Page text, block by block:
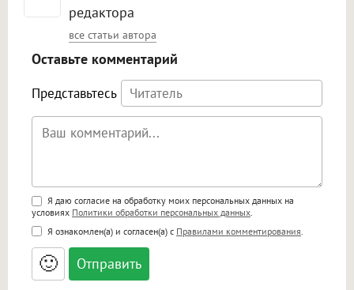
редактора
все статьи автора
Оставьте комментарий
Представьтесь
Поддержка HTML
<b>, <strong>, <u>, <i>, <em>, <s>, <big>,
<small>, <sup>, <sub>, <pre>, <ul>, <ol>, <li>,
<blockquote>, <code> экранирует HTML,
адреса URL автоматически становятся
ссылками, и [img]адрес[/img] будет
Я даю согласие на обработку моих персональных данных на
условиях Политики обработки персональных данных
Я ознакомлен(а) и согласен(а) с Правилами комментирования
🙂